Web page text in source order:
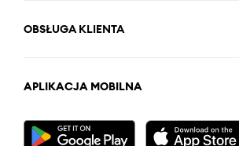
OBSŁUGA KLIENTA
APLIKACJA MOBILNA